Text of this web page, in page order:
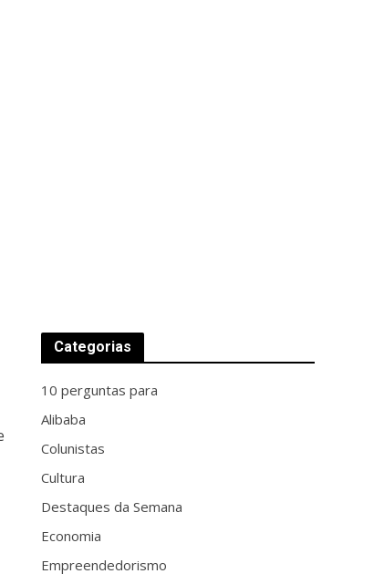
Categorias
10 perguntas para
Alibaba
Colunistas
Cultura
Destaques da Semana
Economia
Empreendedorismo